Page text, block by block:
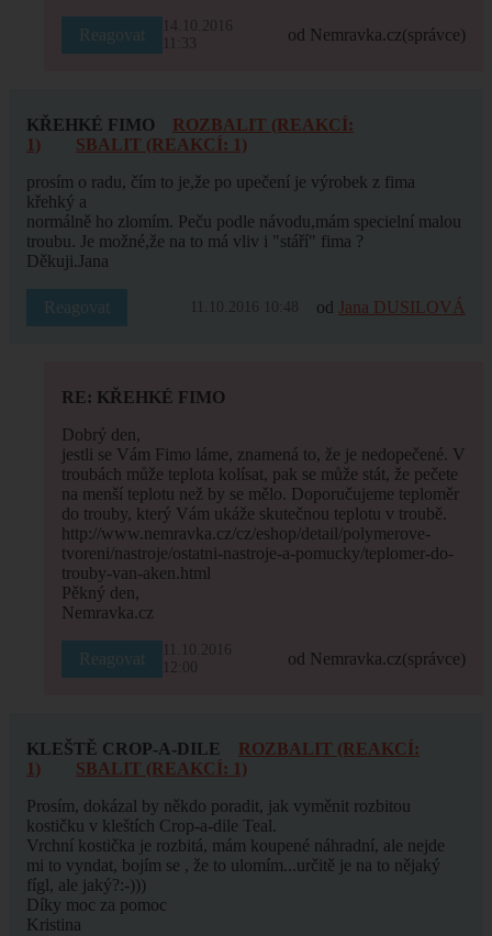
Reagovat
14.10.2016
od Nemravka.cz(správce)
KŘEHKÉ FIMO
ROZBALIT (REAKCÍ:
1)
SBALIT (REAKCÍ: 1)
prosím o radu, čím to je,že po upečení je výrobek z fima
křehký a
normálně ho zlomím. Peču podle návodu,mám specielní malou
troubu. Je možné,že na to má vliv i "stáří" fima ?
Děkuji.Jana
Reagovat 11.10.2016 10:48 od Jana DUSILOVÁ
RE: KŘEHKÉ FIMO
Dobrý den,
jestli se Vám Fimo láme, znamená to, že je nedopečené. V
troubách může teplota kolísat, pak se může stát, že pečete
na menší teplotu než by se mělo. Doporučujeme teploměr
do trouby, který Vám ukáže skutečnou teplotu v troubě.
http://www.nemravka.cz/cz/eshop/detail/polymerove-
tvoreni/nastroje/ostatni-nastroje-a-pomucky/teplomer-do-
trouby-van-aken.html
Pěkný den,
Nemravka.cz
Reagovat
11.10.2016
12:00
od Nemravka.cz(správce)
KLEŠTĚ CROP-A-DILE
ROZBALIT (REAKCÍ:
1)
SBALIT (REAKCÍ: 1)
Prosím, dokázal by někdo poradit, jak vyměnit rozbitou
kostičku v kleštích Crop-a-dile Teal.
Vrchní kostička je rozbitá, mám koupené náhradní, ale nejde
mi to vyndat, bojím se , že to ulomím...určitě je na to nějaký
fígl, ale jaký?:-)))
Díky moc za pomoc
Kristina